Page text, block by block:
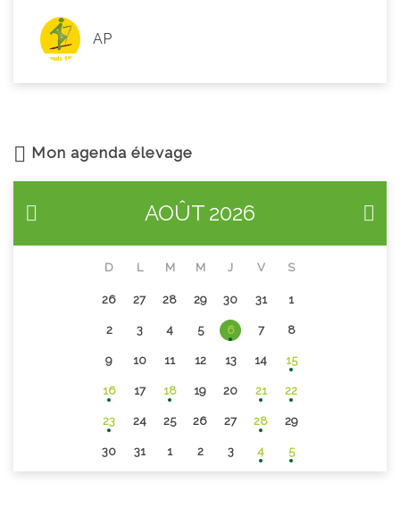
AP
Mon agenda élevage
AOÛT 2026
D L M M J V S
26 27 28 29 30 31 1
2 3 4 5 6 7 8
9 10 11 12 13 14 15
16 17 18 19 20 21 22
23 24 25 26 27 28 29
30 31 1 2 3 4 5